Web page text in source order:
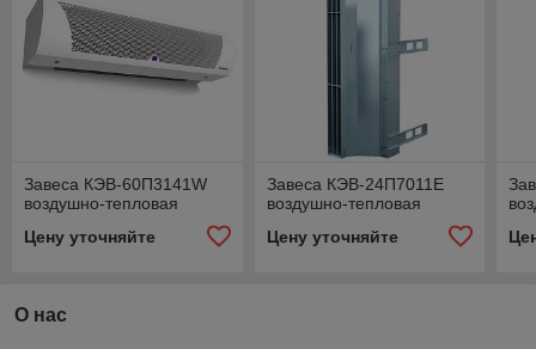
Завеса КЭВ-60П3141W
воздушно-тепловая
Цену уточняйте
Завеса КЭВ-24П7011Е
воздушно-тепловая
Цену уточняйте
О нас